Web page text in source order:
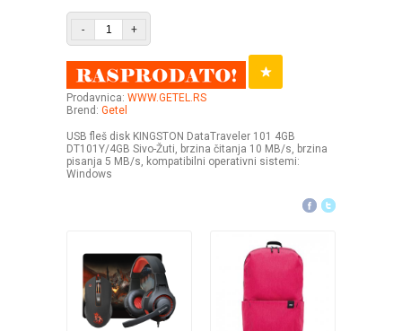
- +
Prodavnica: WWW.GETEL.RS
Brend: Getel
USB fleš disk KINGSTON DataTraveler 101 4GB
DT101Y/4GB Sivo-Žuti, brzina čitanja 10 MB/s, brzina
pisanja 5 MB/s, kompatibilni operativni sistemi:
Windows